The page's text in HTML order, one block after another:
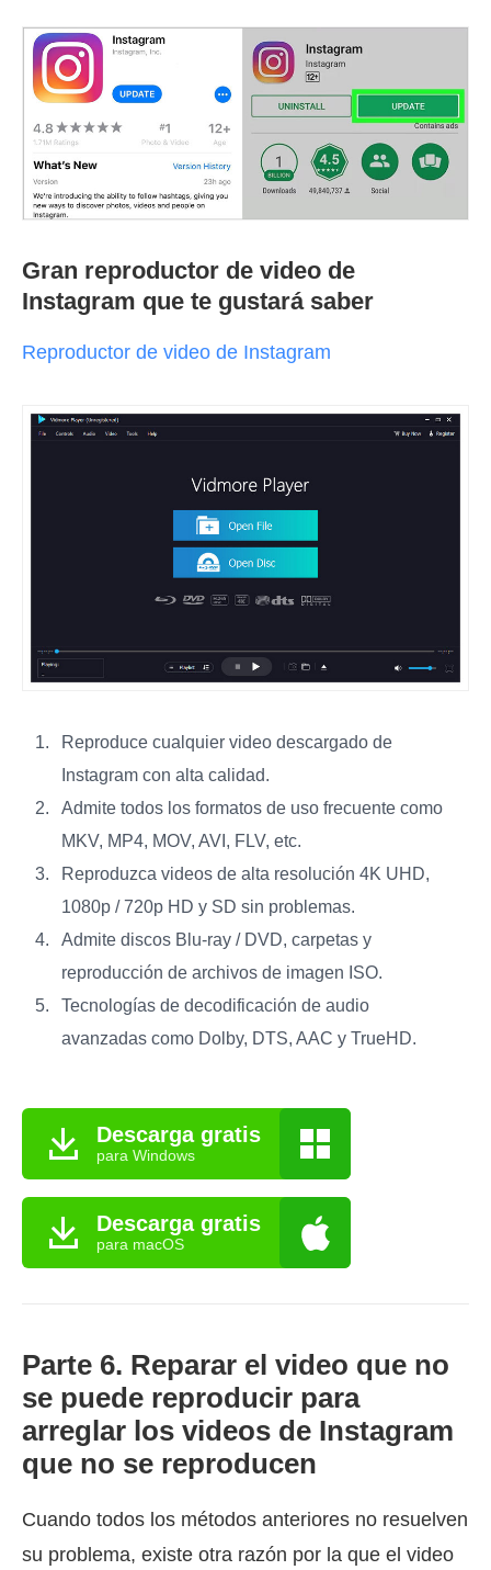
Gran reproductor de video de
Instagram que te gustará saber
Reproductor de video de Instagram
Reproduce cualquier video descargado de
Instagram con alta calidad.
Admite todos los formatos de uso frecuente como
MKV, MP4, MOV, AVI, FLV, etc.
Reproduzca videos de alta resolución 4K UHD,
1080p / 720p HD y SD sin problemas.
Admite discos Blu-ray / DVD, carpetas y
reproducción de archivos de imagen ISO.
Tecnologías de decodificación de audio
avanzadas como Dolby, DTS, AAC y TrueHD.
Descarga gratis
para Windows
Descarga gratis
para macOS
Parte 6. Reparar el video que no
se puede reproducir para
arreglar los videos de Instagram
que no se reproducen
Cuando todos los métodos anteriores no resuelven
su problema, existe otra razón por la que el video